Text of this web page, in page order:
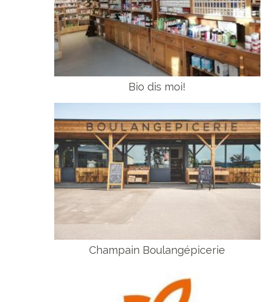
Bio dis moi!
Champain Boulangépicerie